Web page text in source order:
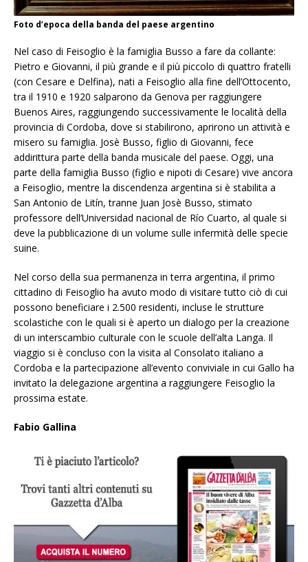
Foto d’epoca della banda del paese argentino
Nel caso di Feisoglio è la famiglia Busso a fare da collante:
Pietro e Giovanni, il più grande e il più piccolo di quattro fratelli
(con Cesare e Delfina), nati a Feisoglio alla fine dell’Ottocento,
tra il 1910 e 1920 salparono da Genova per raggiungere
Buenos Aires, raggiungendo successivamente le località della
provincia di Cordoba, dove si stabilirono, aprirono un attività e
misero su famiglia. Josè Busso, figlio di Giovanni, fece
addirittura parte della banda musicale del paese. Oggi, una
parte della famiglia Busso (figlio e nipoti di Cesare) vive ancora
a Feisoglio, mentre la discendenza argentina si è stabilita a
San Antonio de Litín, tranne Juan Josè Busso, stimato
professore dell’Universidad nacional de Río Cuarto, al quale si
deve la pubblicazione di un volume sulle infermità delle specie
suine.
Nel corso della sua permanenza in terra argentina, il primo
cittadino di Feisoglio ha avuto modo di visitare tutto ciò di cui
possono beneficiare i 2.500 residenti, incluse le strutture
scolastiche con le quali si è aperto un dialogo per la creazione
di un interscambio culturale con le scuole dell’alta Langa. Il
viaggio si è concluso con la visita al Consolato italiano a
Cordoba e la partecipazione all’evento conviviale in cui Gallo ha
invitato la delegazione argentina a raggiungere Feisoglio la
prossima estate.
Fabio Gallina